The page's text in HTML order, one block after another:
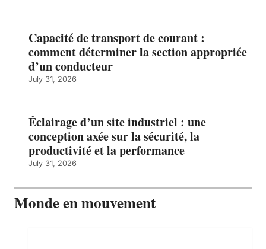
Capacité de transport de courant :
comment déterminer la section appropriée
d’un conducteur
July 31, 2026
Éclairage d’un site industriel : une
conception axée sur la sécurité, la
productivité et la performance
July 31, 2026
Monde en mouvement